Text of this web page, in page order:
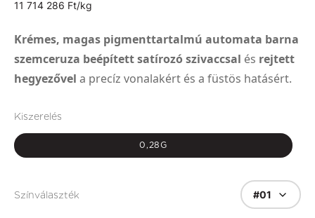
11 714 286 Ft/kg
Krémes, magas pigmenttartalmú automata barna
szemceruza beépített satírozó szivaccsal és rejtett
hegyezővel a precíz vonalakért és a füstös hatásért.
Kiszerelés
0,28G
Színválaszték #01